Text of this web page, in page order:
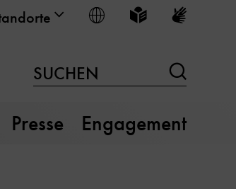
Sprache wählen
Leichte Sprache
SUCHEN
Presse Engagement